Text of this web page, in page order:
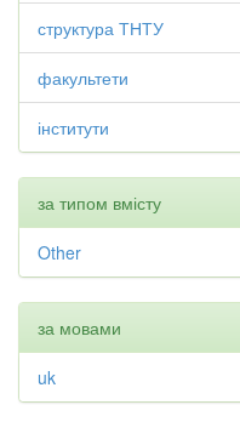
структура ТНТУ
факультети
інститути
за типом вмісту
Other
за мовами
uk